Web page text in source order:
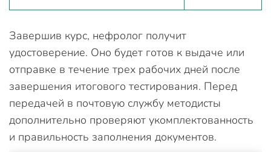
Завершив курс, нефролог получит
удостоверение. Оно будет готов к выдаче или
отправке в течение трех рабочих дней после
завершения итогового тестирования. Перед
передачей в почтовую службу методисты
дополнительно проверяют укомплектованность
и правильность заполнения документов.